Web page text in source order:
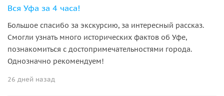
Вся Уфа за 4 часа!
Большое спасибо за экскурсию, за интересный рассказ.
Смогли узнать много исторических фактов об Уфе,
познакомиться с достопримечательностями города.
Однозначно рекомендуем!
26 дней назад